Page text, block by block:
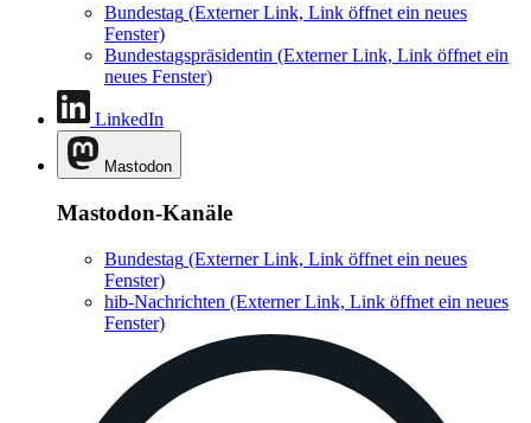
Bundestag (Externer Link, Link öffnet ein neues
Fenster)
Bundestagspräsidentin (Externer Link, Link öffnet ein
neues Fenster)
LinkedIn
Mastodon
Mastodon-Kanäle
Bundestag (Externer Link, Link öffnet ein neues
Fenster)
hib-Nachrichten (Externer Link, Link öffnet ein neues
Fenster)